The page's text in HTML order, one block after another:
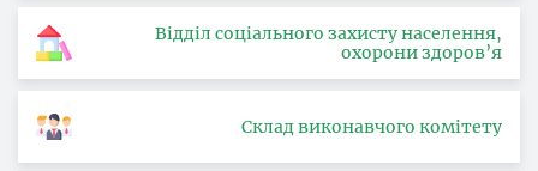
Відділ соціального захисту населення,
охорони здоров’я
Склад виконавчого комітету